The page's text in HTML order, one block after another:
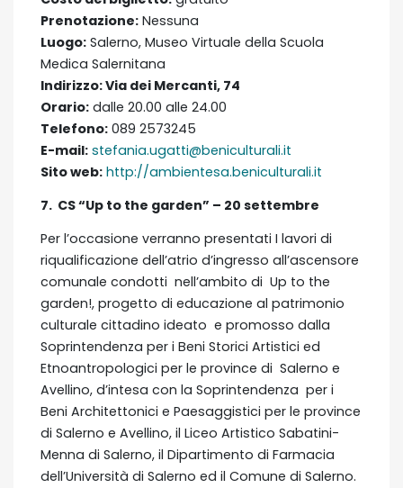
Prenotazione: Nessuna
Luogo: Salerno, Museo Virtuale della Scuola
Medica Salernitana
Indirizzo: Via dei Mercanti, 74
Orario: dalle 20.00 alle 24.00
Telefono: 089 2573245
E-mail: stefania.ugatti@beniculturali.it
Sito web: http://ambientesa.beniculturali.it
7. CS “Up to the garden” – 20 settembre
Per l’occasione verranno presentati I lavori di
riqualificazione dell’atrio d’ingresso all’ascensore
comunale condotti nell’ambito di Up to the
garden!, progetto di educazione al patrimonio
culturale cittadino ideato e promosso dalla
Soprintendenza per i Beni Storici Artistici ed
Etnoantropologici per le province di Salerno e
Avellino, d’intesa con la Soprintendenza per i
Beni Architettonici e Paesaggistici per le province
di Salerno e Avellino, il Liceo Artistico Sabatini-
Menna di Salerno, il Dipartimento di Farmacia
dell’Università di Salerno ed il Comune di Salerno.